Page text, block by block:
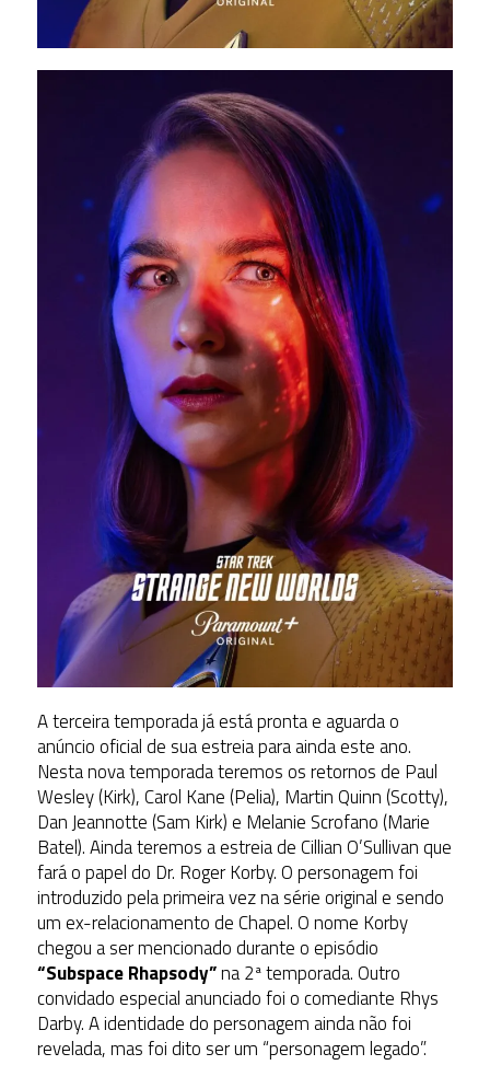
A terceira temporada já está pronta e aguarda o
anúncio oficial de sua estreia para ainda este ano.
Nesta nova temporada teremos os retornos de Paul
Wesley (Kirk), Carol Kane (Pelia), Martin Quinn (Scotty),
Dan Jeannotte (Sam Kirk) e Melanie Scrofano (Marie
Batel). Ainda teremos a estreia de Cillian O’Sullivan que
fará o papel do Dr. Roger Korby. O personagem foi
introduzido pela primeira vez na série original e sendo
um ex-relacionamento de Chapel. O nome Korby
chegou a ser mencionado durante o episódio
“Subspace Rhapsody”na 2ª temporada. Outro
convidado especial anunciado foi o comediante Rhys
Darby. A identidade do personagem ainda não foi
revelada, mas foi dito ser um “personagem legado”.